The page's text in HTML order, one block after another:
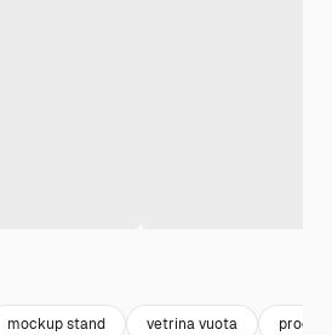
mockup stand vetrina vuota product